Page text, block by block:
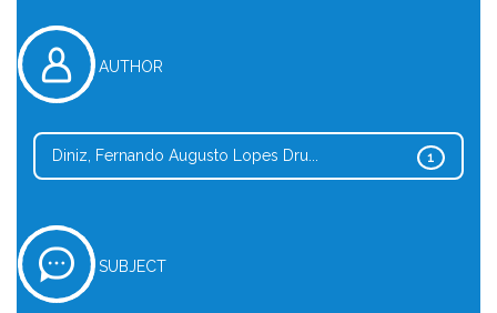
AUTHOR
1
Diniz, Fernando Augusto Lopes Dru...
SUBJECT